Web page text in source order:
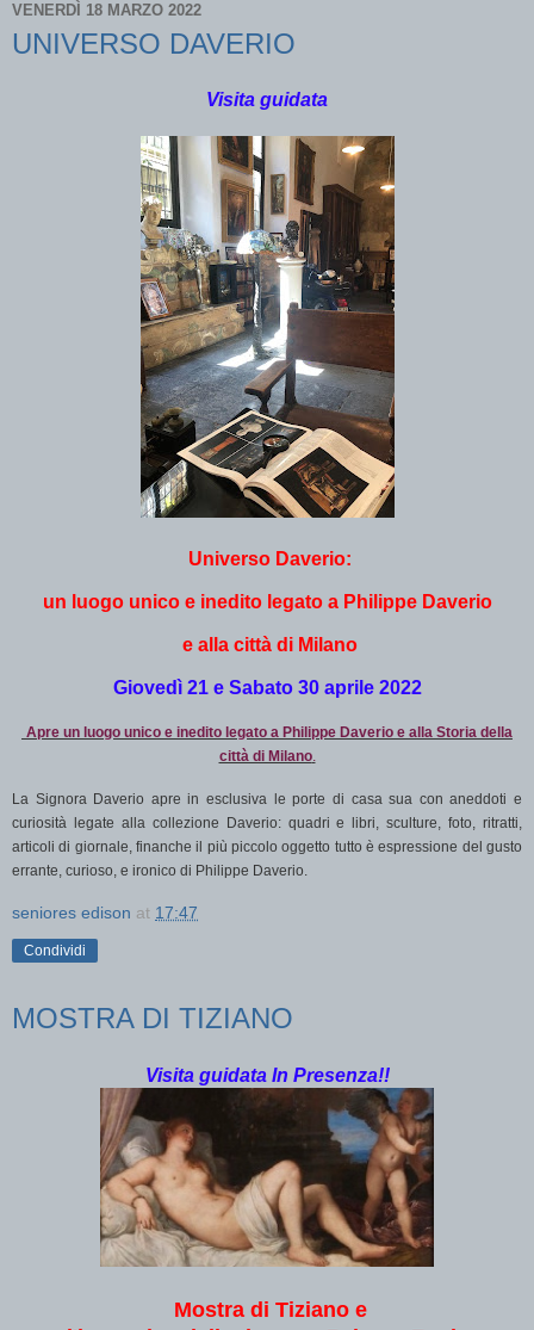
VENERDÌ 18 MARZO 2022
UNIVERSO DAVERIO
Visita guidata
Universo Daverio:
un luogo unico e inedito legato a Philippe Daverio
e alla città di Milano
Giovedì 21 e Sabato 30 aprile 2022
Apre un luogo unico e inedito legato a Philippe Daverio e alla Storia della
città di Milano.
La Signora Daverio apre in esclusiva le porte di casa sua con aneddoti e
curiosità legate alla collezione Daverio: quadri e libri, sculture, foto, ritratti,
articoli di giornale, finanche il più piccolo oggetto tutto è espressione del gusto
errante, curioso, e ironico di Philippe Daverio.
seniores edison at 17:47
Condividi
MOSTRA DI TIZIANO
Visita guidata In Presenza!!
Mostra di Tiziano e